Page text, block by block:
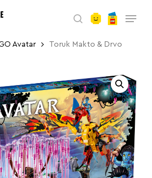
search
Avatar Toruk Makto & Drvo